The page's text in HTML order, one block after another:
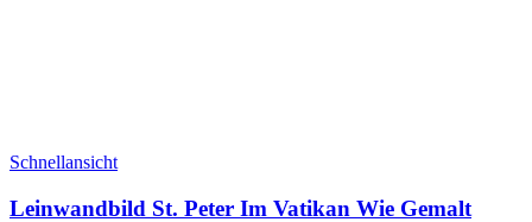
Schnellansicht
Leinwandbild St. Peter Im Vatikan Wie Gemalt